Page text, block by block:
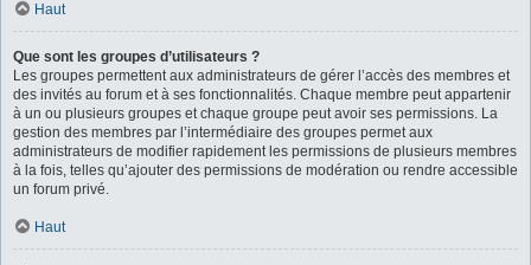
Haut
Que sont les groupes d’utilisateurs ?
Les groupes permettent aux administrateurs de gérer l’accès des membres et
des invités au forum et à ses fonctionnalités. Chaque membre peut appartenir
à un ou plusieurs groupes et chaque groupe peut avoir ses permissions. La
gestion des membres par l’intermédiaire des groupes permet aux
administrateurs de modifier rapidement les permissions de plusieurs membres
à la fois, telles qu’ajouter des permissions de modération ou rendre accessible
un forum privé.
Haut